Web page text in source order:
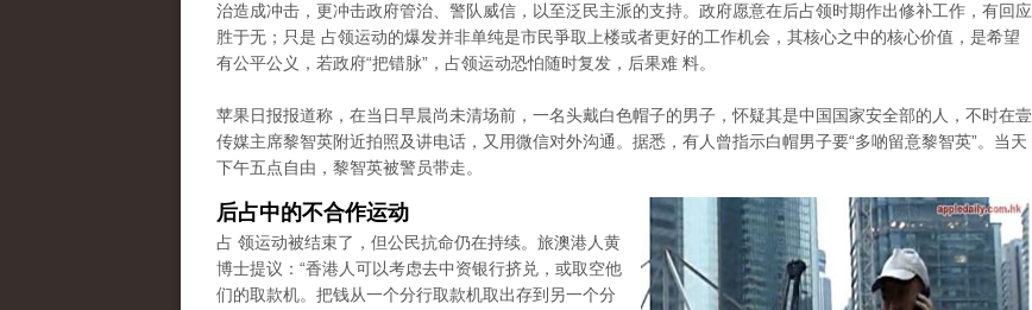
治造成冲击，更冲击政府管治、警队威信，以至泛民主派的支持。政府愿意在后占领时期作出修补工作，有回应
胜于无；只是 占领运动的爆发并非单纯是市民爭取上楼或者更好的工作机会，其核心之中的核心价值，是希望
有公平公义，若政府“把错脉”，占领运动恐怕随时复发，后果难 料。
苹果日报报道称，在当日早晨尚未清场前，一名头戴白色帽子的男子，怀疑其是中国国家安全部的人，不时在壹
传媒主席黎智英附近拍照及讲电话，又用微信对外沟通。据悉，有人曾指示白帽男子要“多啲留意黎智英”。当天
下午五点自由，黎智英被警员带走。
后占中的不合作运动
占 领运动被结束了，但公民抗命仍在持续。旅澳港人黄
博士提议：“香港人可以考虑去中资银行挤兑，或取空他
们的取款机。把钱从一个分行取款机取出存到另一个分